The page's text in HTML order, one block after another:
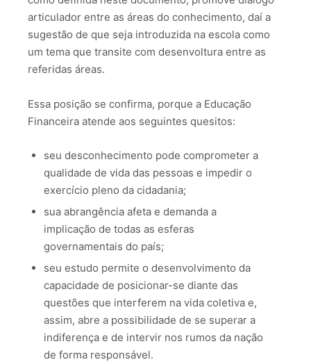
articulador entre as áreas do conhecimento, daí a
sugestão de que seja introduzida na escola como
um tema que transite com desenvoltura entre as
referidas áreas.
Essa posição se confirma, porque a Educação
Financeira atende aos seguintes quesitos:
seu desconhecimento pode comprometer a
qualidade de vida das pessoas e impedir o
exercício pleno da cidadania;
sua abrangência afeta e demanda a
implicação de todas as esferas
governamentais do país;
seu estudo permite o desenvolvimento da
capacidade de posicionar-se diante das
questões que interferem na vida coletiva e,
assim, abre a possibilidade de se superar a
indiferença e de intervir nos rumos da nação
de forma responsável.